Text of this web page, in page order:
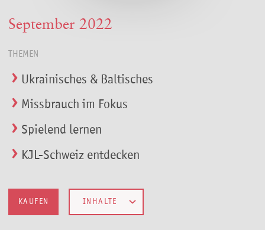
September 2022
THEMEN
Ukrainisches & Baltisches
Missbrauch im Fokus
Spielend lernen
KJL-Schweiz entdecken
KAUFEN INHALTE